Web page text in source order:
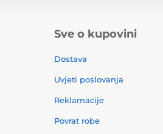
Sve o kupovini
Dostava
Uvjeti poslovanja
Reklamacije
Povrat robe